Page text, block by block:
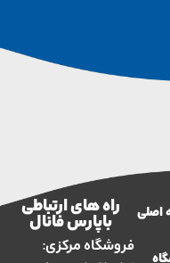
راه های ارتباطی
با پارس فانال
فروشگاه مرکزی: